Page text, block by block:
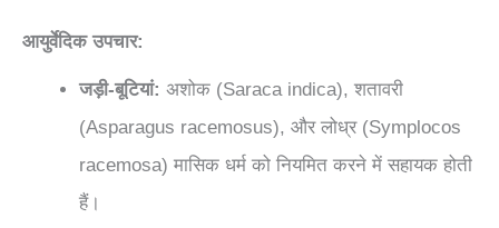
आयुर्वेदिक उपचार:
जड़ी-बूटियां: अशोक (Saraca indica), शतावरी
(Asparagus racemosus), और लोध्र (Symplocos
racemosa) मासिक धर्म को नियमित करने में सहायक होती
हैं।